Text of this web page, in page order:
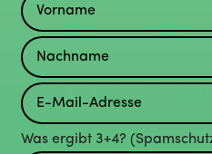
Was ergibt 3+4?